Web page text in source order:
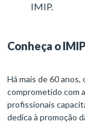
IMIP.
Conheça o
Há mais de 60
comprometido com
profissionais
dedica à promoção